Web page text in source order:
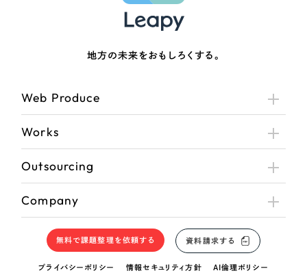
地方の未来をおもしろくする。
Web Produce
Works
Outsourcing
Company
無料で課題整理を依頼する 資料請求する
プライバシーポリシー 情報セキュリティ方針 AI倫理ポリシー